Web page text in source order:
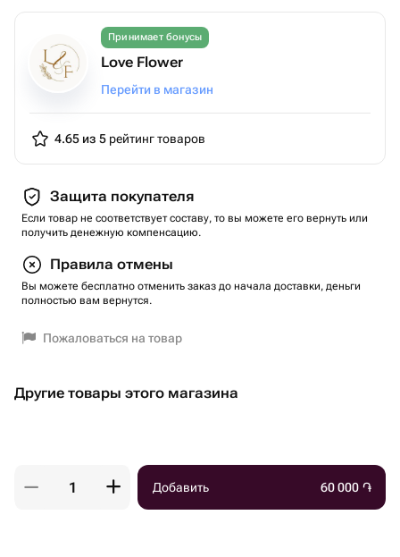
Принимает бонусы
Love Flower
Перейти в магазин
4.65 из 5 рейтинг товаров
Защита покупателя
Если товар не соответствует составу, то вы можете его вернуть или
получить денежную компенсацию.
Правила отмены
Вы можете бесплатно отменить заказ до начала доставки, деньги
полностью вам вернутся.
Пожаловаться на товар
Другие товары этого магазина
Добавить 60 000 ֏